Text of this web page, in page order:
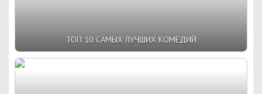
ТОП 10 САМЫХ ЛУЧШИХ КОМЕДИЙ